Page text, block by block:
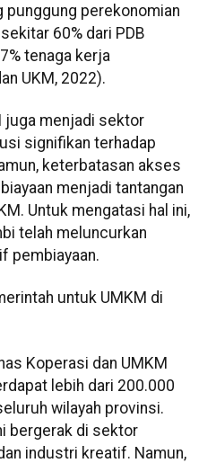
punggung perekonomian
60% dari PDB
tenaga kerja
UKM, 2022).
juga menjadi sektor
signifikan terhadap
keterbatasan akses
menjadi tantangan
Untuk mengatasi hal ini,
telah meluncurkan
pembiayaan.
untuk UMKM di
Koperasi dan UMKM
lebih dari 200.000
wilayah provinsi.
bergerak di sektor
industri kreatif. Namun,